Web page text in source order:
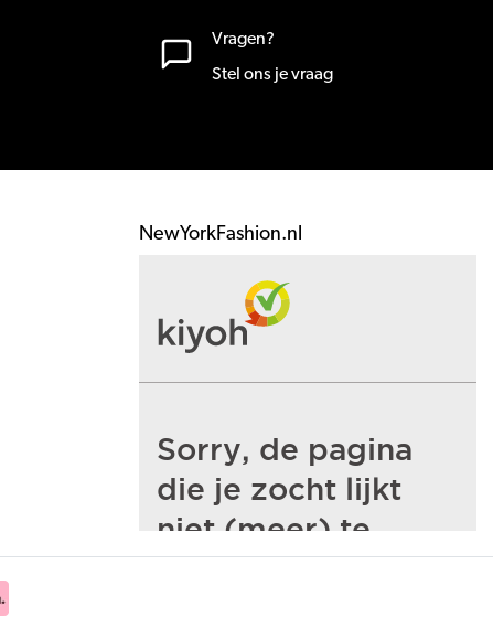
Vragen?
Stel ons je vraag
NewYorkFashion.nl